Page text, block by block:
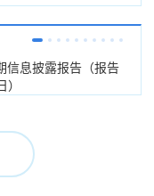
信息披露报告（报告